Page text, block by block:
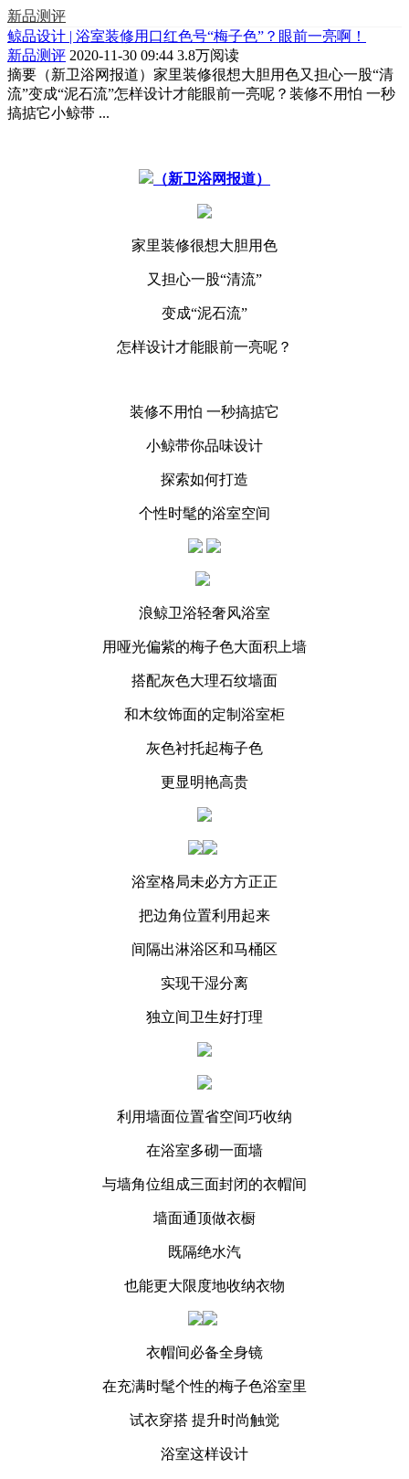
新品测评
鲸品设计 | 浴室装修用口红色号“梅子色”？眼前一亮啊！
新品测评 2020-11-30 09:44 3.8万阅读
摘要 （新卫浴网报道）家里装修很想大胆用色又担心一股“清
流”变成“泥石流”怎样设计才能眼前一亮呢？装修不用怕 一秒
搞掂它小鲸带 ...
（新卫浴网报道）
家里装修很想大胆用色
又担心一股“清流”
变成“泥石流”
怎样设计才能眼前一亮呢？
装修不用怕 一秒搞掂它
小鲸带你品味设计
探索如何打造
个性时髦的浴室空间
浪鲸卫浴轻奢风浴室
用哑光偏紫的梅子色大面积上墙
搭配灰色大理石纹墙面
和木纹饰面的定制浴室柜
灰色衬托起梅子色
更显明艳高贵
浴室格局未必方方正正
把边角位置利用起来
间隔出淋浴区和马桶区
实现干湿分离
独立间卫生好打理
利用墙面位置省空间巧收纳
在浴室多砌一面墙
与墙角位组成三面封闭的衣帽间
墙面通顶做衣橱
既隔绝水汽
也能更大限度地收纳衣物
衣帽间必备全身镜
在充满时髦个性的梅子色浴室里
试衣穿搭 提升时尚触觉
浴室这样设计